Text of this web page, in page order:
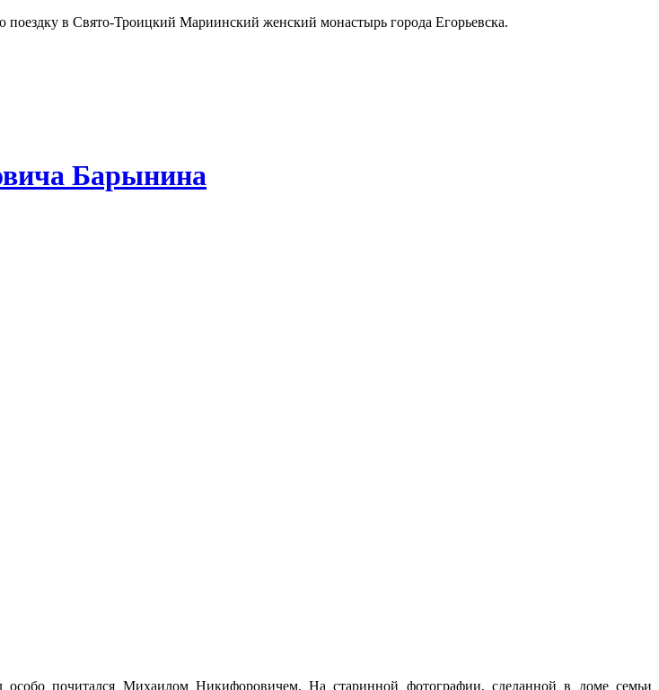
поездку в Свято-Троицкий Мариинский женский монастырь города Егорьевска.
Барынина
почитался Михаилом Никифоровичем. На старинной фотографии, сделанной в доме семьи